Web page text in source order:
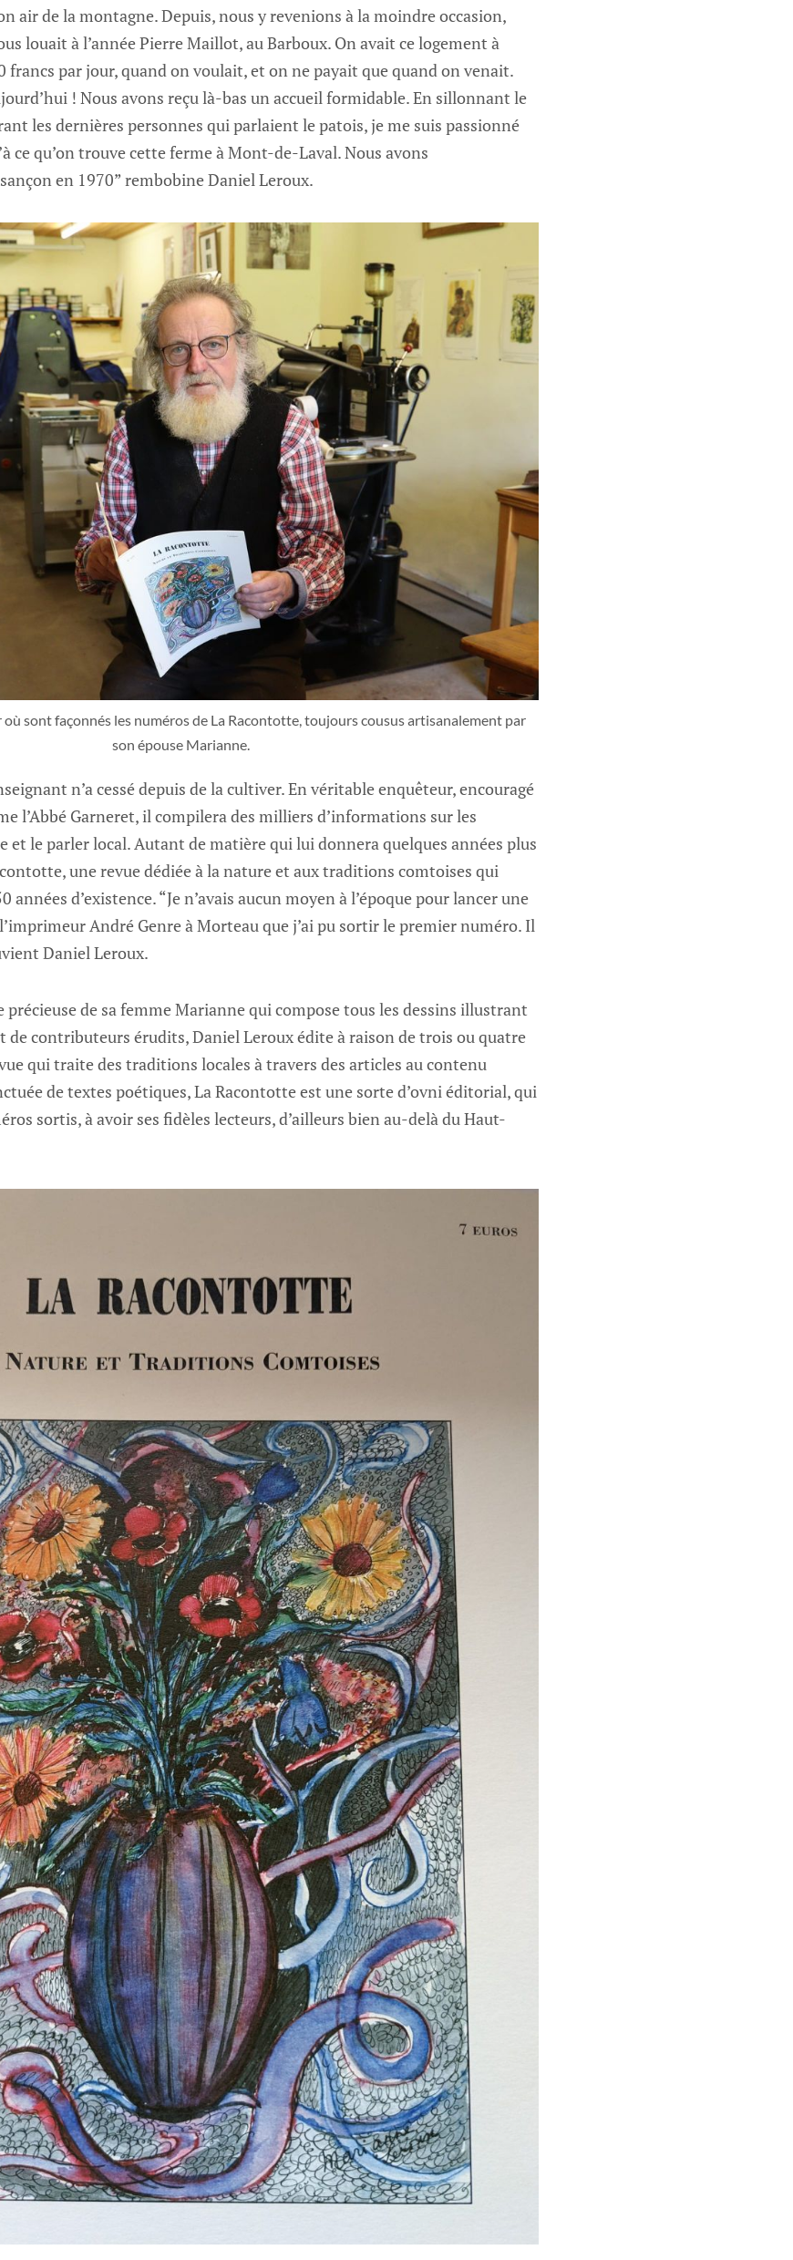
air de la montagne. Depuis, nous y revenions à la moindre occasion,
louait à l’année Pierre Maillot, au Barboux. On avait ce logement à
par jour, quand on voulait, et on ne payait que quand on venait.
! Nous avons reçu là-bas un accueil formidable. En sillonnant le
les dernières personnes qui parlaient le patois, je me suis passionné
ce qu’on trouve cette ferme à Mont-de-Laval. Nous avons
en 1970” rembobine Daniel Leroux.
où sont façonnés les numéros de La Racontotte, toujours cousus artisanalement par
son épouse Marianne.
n’a cessé depuis de la cultiver. En véritable enquêteur, encouragé
l’Abbé Garneret, il compilera des milliers d’informations sur les
et le parler local. Autant de matière qui lui donnera quelques années plus
une revue dédiée à la nature et aux traditions comtoises qui
années d’existence. “Je n’avais aucun moyen à l’époque pour lancer une
André Genre à Morteau que j’ai pu sortir le premier numéro. Il
Daniel Leroux.
précieuse de sa femme Marianne qui compose tous les dessins illustrant
de contributeurs érudits, Daniel Leroux édite à raison de trois ou quatre
qui traite des traditions locales à travers des articles au contenu
de textes poétiques, La Racontotte est une sorte d’ovni éditorial, qui
sortis, à avoir ses fidèles lecteurs, d’ailleurs bien au-delà du Haut-